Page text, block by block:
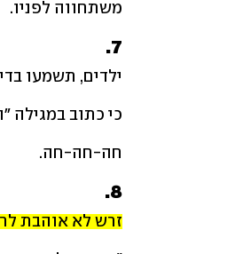
משתחווה לפניו.
7.
ילדים, תשמעו
כי כתוב במגילה
חה-חה-חה.
8.
זרש לא אוהבת